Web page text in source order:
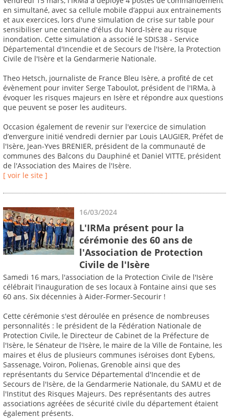
en simultané, avec sa cellule mobile d’appui aux entrainements
et aux exercices, lors d'une simulation de crise sur table pour
sensibiliser une centaine d'élus du Nord-Isère au risque
inondation. Cette simulation a associé le SDIS38 - Service
Départemental d'Incendie et de Secours de l'Isère, la Protection
Civile de l'Isère et la Gendarmerie Nationale.
Theo Hetsch, journaliste de France Bleu Isère, a profité de cet
évènement pour inviter Serge Taboulot, président de l'IRMa, à
évoquer les risques majeurs en Isère et répondre aux questions
que peuvent se poser les auditeurs.
Occasion également de revenir sur l'exercice de simulation
d’envergure initié vendredi dernier par Louis LAUGIER, Préfet de
l'Isère, Jean-Yves BRENIER, président de la communauté de
communes des Balcons du Dauphiné et Daniel VITTE, président
de l'Association des Maires de l'Isère.
[ voir le site ]
16/03/2024
L'IRMa présent pour la
cérémonie des 60 ans de
l'Association de Protection
Civile de l'Isère
Samedi 16 mars, l'association de la Protection Civile de l'Isère
célébrait l'inauguration de ses locaux à Fontaine ainsi que ses
60 ans. Six décennies à Aider-Former-Secourir !
Cette cérémonie s'est déroulée en présence de nombreuses
personnalités : le président de la Fédération Nationale de
Protection Civile, le Directeur de Cabinet de la Préfecture de
l'Isère, le Sénateur de l'Isère, le maire de la Ville de Fontaine, les
maires et élus de plusieurs communes iséroises dont Eybens,
Sassenage, Voiron, Polienas, Grenoble ainsi que des
représentants du Service Départemental d'Incendie et de
Secours de l'Isère, de la Gendarmerie Nationale, du SAMU et de
l'Institut des Risques Majeurs. Des représentants des autres
associations agréées de sécurité civile du département étaient
également présents.